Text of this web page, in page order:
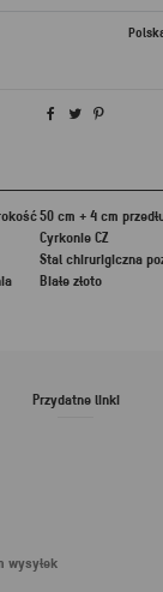
50 cm + 4 cm
Cyrkonie CZ
Stal chirurigiczna
Białe złoto
Przydatne linki
wysyłek